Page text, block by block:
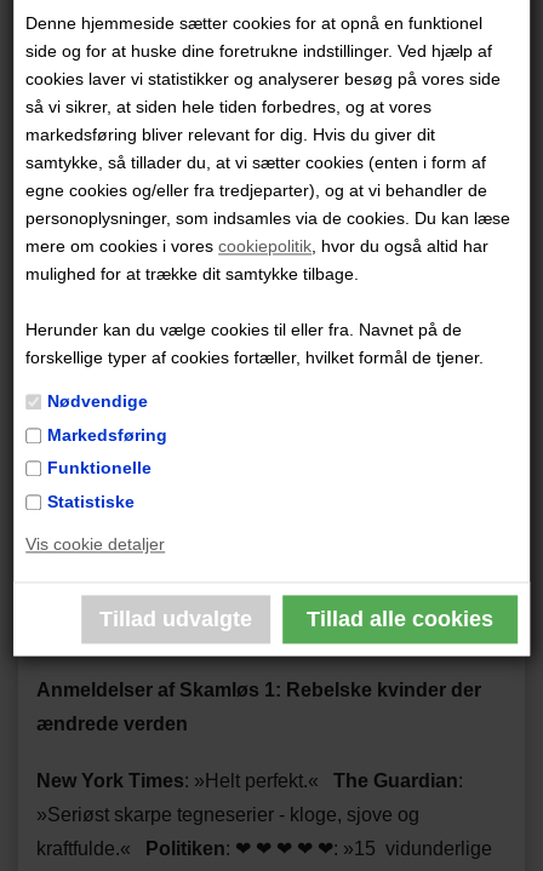
Denne hjemmeside sætter cookies for at opnå en funktionel
side og for at huske dine foretrukne indstillinger. Ved hjælp af
cookies laver vi statistikker og analyserer besøg på vores side
så vi sikrer, at siden hele tiden forbedres, og at vores
markedsføring bliver relevant for dig. Hvis du giver dit
samtykke, så tillader du, at vi sætter cookies (enten i form af
egne cookies og/eller fra tredjeparter), og at vi behandler de
personoplysninger, som indsamles via de cookies. Du kan læse
mere om cookies i vorescookiepolitik, hvor du også altid har
mulighed for at trække dit samtykke tilbage.
Herunder kan du vælge cookies til eller fra. Navnet på de
forskellige typer af cookies fortæller, hvilket formål de tjener.
Nødvendige
Markedsføring
Funktionelle
Statistiske
Vis cookie detaljer
Med unik humor og brillante tegninger profilerer den
franske tegneserieskaber Pénélope Bagieu 15 af
historiens mest rebelske kvinder. Fra Christine
Jorgensen til Tove Jansson. Fra Joséphine Baker til
Agnodike. Deres historier vil med garanti inspirere nye
generationer af skamløse kvinder. Bogen har modtaget
bådePingprisenog Eisnerprisen.
Om Pénélope Bagieu
Den franske tegneserieskaber Pénélope Bagieu er
født i Paris 1982. Med uddannelse fra kunst- og
sin mand og sine døtre. Når hun ikke skriver og tegner,
naturprogrammer som muligt.
Anmeldelser af Skamløs 1: Rebelske kvinder der
ændrede verden
New York Times: »Helt perfekt.« The Guardian:
»Seriøst skarpe tegneserier - kloge, sjove og
kraftfulde.«
Politiken: ❤ ❤ ❤ ❤ ❤: »15 vidunderlige